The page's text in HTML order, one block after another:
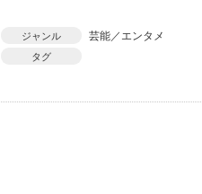
ジャンル 芸能／エンタメ
タグ